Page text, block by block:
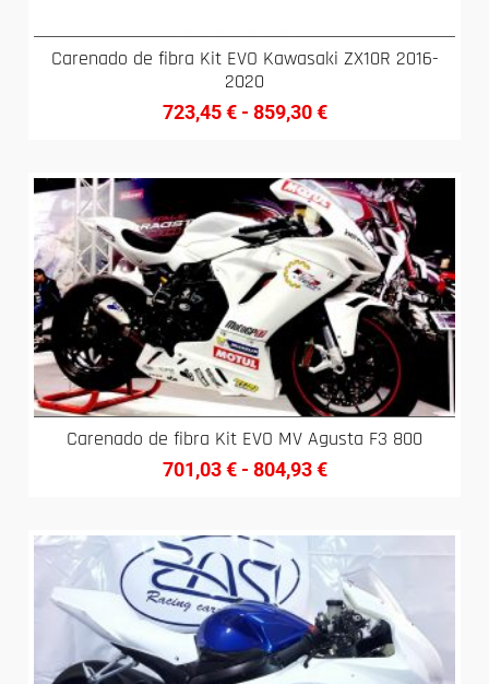
Carenado de fibra Kit EVO Kawasaki ZX10R 2016-
2020
723,45€ - 859,30€
Carenado de fibra Kit EVO MV Agusta F3 800
701,03€ - 804,93€